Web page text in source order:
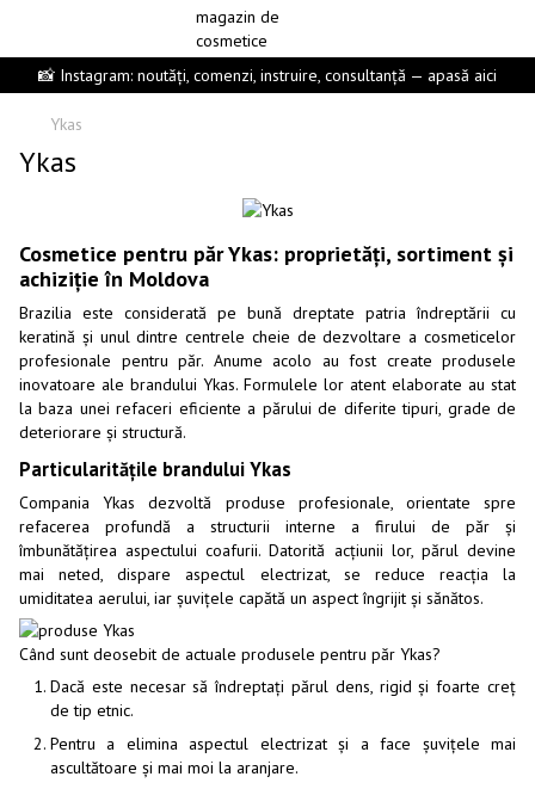
📸 Instagram: noutăți, comenzi, instruire, consultanță — apasă aici
Ykas
Ykas
Cosmetice pentru păr Ykas: proprietăți, sortiment și
achiziție în Moldova
Brazilia este considerată pe bună dreptate patria îndreptării cu
keratină și unul dintre centrele cheie de dezvoltare a cosmeticelor
profesionale pentru păr. Anume acolo au fost create produsele
inovatoare ale brandului Ykas. Formulele lor atent elaborate au stat
la baza unei refaceri eficiente a părului de diferite tipuri, grade de
deteriorare și structură.
Particularitățile brandului Ykas
Compania Ykas dezvoltă produse profesionale, orientate spre
refacerea profundă a structurii interne a firului de păr și
îmbunătățirea aspectului coafurii. Datorită acțiunii lor, părul devine
mai neted, dispare aspectul electrizat, se reduce reacția la
umiditatea aerului, iar șuvițele capătă un aspect îngrijit și sănătos.
Când sunt deosebit de actuale produsele pentru păr Ykas?
Dacă este necesar să îndreptați părul dens, rigid și foarte creț
de tip etnic.
Pentru a elimina aspectul electrizat și a face șuvițele mai
ascultătoare și mai moi la aranjare.